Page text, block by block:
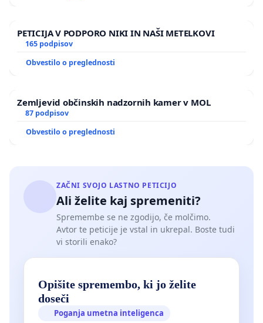
PETICIJA V PODPORO NIKI IN NAŠI METELKOVI
165 podpisov
Obvestilo o preglednosti
Zemljevid občinskih nadzornih kamer v MOL
87 podpisov
Obvestilo o preglednosti
ZAČNI SVOJO LASTNO PETICIJO
Ali želite kaj spremeniti?
Spremembe se ne zgodijo, če molčimo.
Avtor te peticije je vstal in ukrepal. Boste tudi
vi storili enako?
Opišite spremembo, ki jo želite
doseči
Poganja umetna inteligenca